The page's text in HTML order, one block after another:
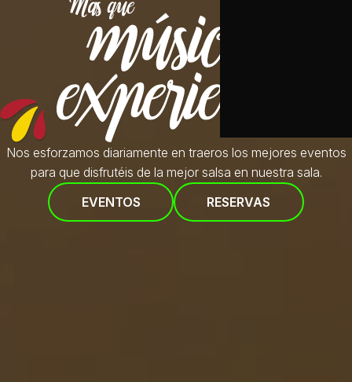
Nos esforzamos diariamente en traeros los mejores eventos
para que disfrutéis de la mejor salsa en nuestra sala.
EVENTOS
RESERVAS